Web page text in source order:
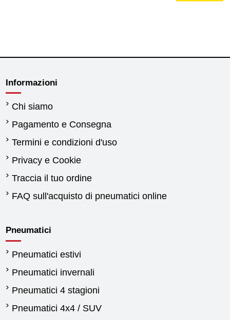
Informazioni
Chi siamo
Pagamento e Consegna
Termini e condizioni d'uso
Privacy e Cookie
Traccia il tuo ordine
FAQ sull'acquisto di pneumatici online
Pneumatici
Pneumatici estivi
Pneumatici invernali
Pneumatici 4 stagioni
Pneumatici 4x4 / SUV